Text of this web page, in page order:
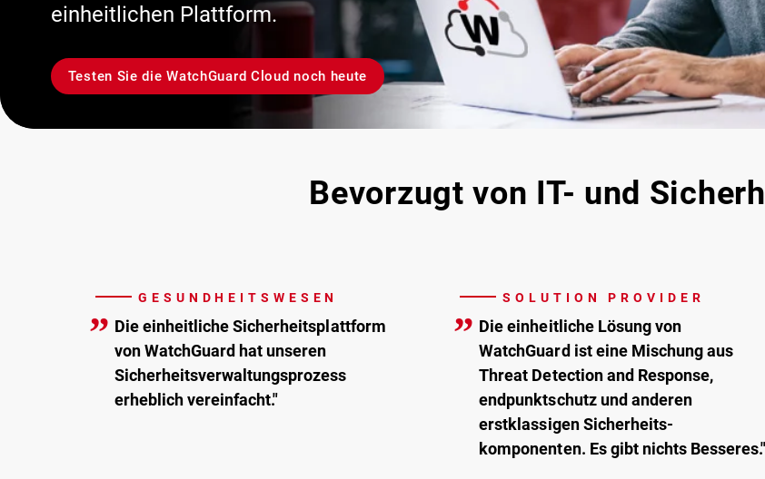
einheitlichen Plattform.
Testen Sie die WatchGuard Cloud noch heute
Bevorzugt von IT- und
GESUNDHEITSWESEN
” Die einheitliche Sicherheitsplattform
von WatchGuard hat unseren
Sicherheitsverwaltungsprozess
erheblich vereinfacht."
SOLUTION PROVIDER
” Die einheitliche Lösung von
WatchGuard ist eine Mischung aus
Threat Detection and Response,
endpunktschutz und anderen
erstklassigen Sicherheits-
komponenten. Es gibt nichts Besseres."